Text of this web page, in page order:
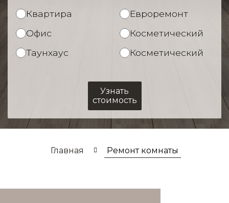
Квартира
Офис
Таунхаус
Евроремонт
Косметический
Косметический
Узнать
стоимость
Главная Ремонт комнаты